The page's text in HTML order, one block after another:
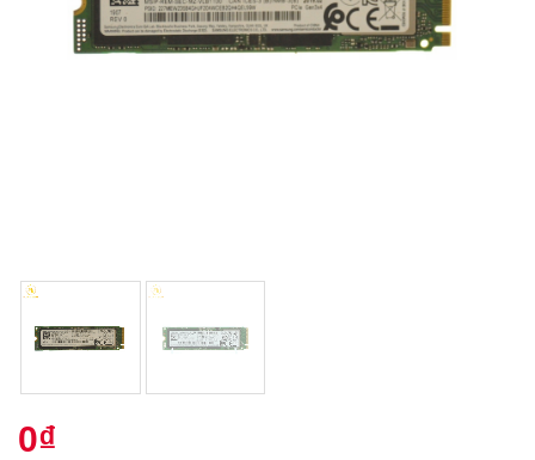
0₫